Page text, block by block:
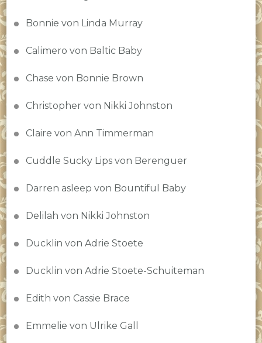
Bonnie von Linda Murray
Calimero von Baltic Baby
Chase von Bonnie Brown
Christopher von Nikki Johnston
Claire von Ann Timmerman
Cuddle Sucky Lips von Berenguer
Darren asleep von Bountiful Baby
Delilah von Nikki Johnston
Ducklin von Adrie Stoete
Ducklin von Adrie Stoete-Schuiteman
Edith von Cassie Brace
Emmelie von Ulrike Gall